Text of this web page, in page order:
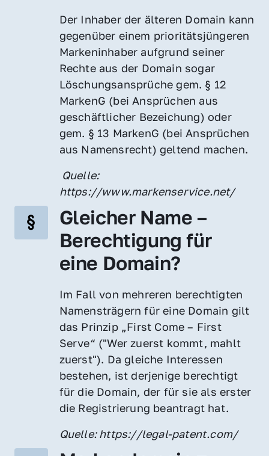
Der Inhaber der älteren Domain kann
gegenüber einem prioritätsjüngeren
Markeninhaber aufgrund seiner
Rechte aus der Domain sogar
Löschungsansprüche gem. § 12
MarkenG (bei Ansprüchen aus
geschäftlicher Bezeichung) oder
gem. § 13 MarkenG (bei Ansprüchen
aus Namensrecht) geltend machen.
https://www.markenservice.net/
Gleicher Name –
Berechtigung für
eine Domain?
Im Fall von mehreren berechtigten
Namensträgern für eine Domain gilt
das Prinzip „First Come – First
Serve“ ("Wer zuerst kommt, mahlt
zuerst"). Da gleiche Interessen
bestehen, ist derjenige berechtigt
für die Domain, der für sie als erster
die Registrierung beantragt hat.
Quelle: https://legal-patent.com/